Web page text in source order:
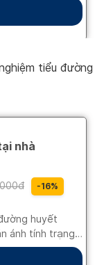
tiểu đường